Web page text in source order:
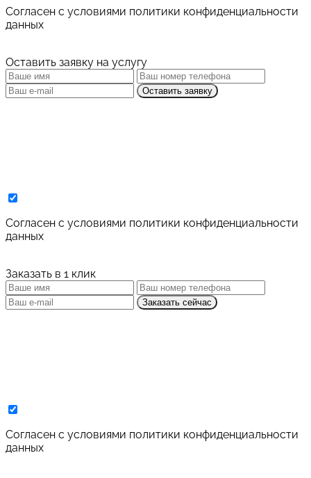
Cогласен с условиями политики конфиденциальности
данных
Оставить заявку на услугу
Оставить заявку
Cогласен с условиями политики конфиденциальности
данных
Заказать в 1 клик
Заказать сейчас
Cогласен с условиями политики конфиденциальности
данных